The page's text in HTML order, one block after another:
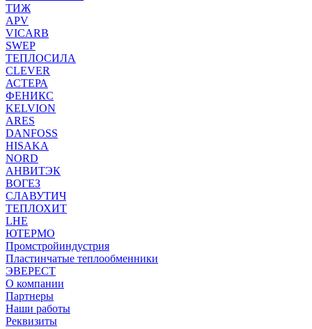
ТИЖ
APV
VICARB
SWEP
ТЕПЛОСИЛА
CLEVER
АСТЕРА
ФЕНИКС
KELVION
ARES
DANFOSS
HISAKA
NORD
АНВИТЭК
ВОГЕЗ
СЛАВУТИЧ
ТЕПЛОХИТ
LHE
ЮТЕРМО
Промстройиндустрия
Пластинчатые теплообменники
ЭВЕРЕСТ
О компании
Партнеры
Наши работы
Реквизиты